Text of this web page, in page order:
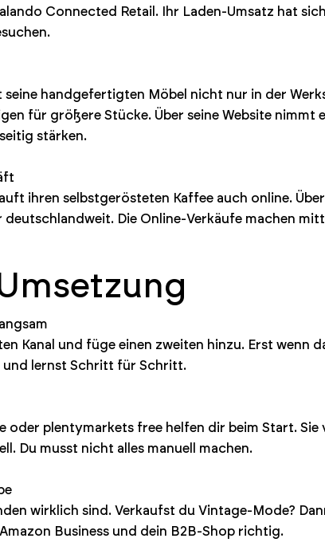
Connected Retail. Ihr Laden-Umsatz hat
handgefertigten Möbel nicht nur in der
für größere Stücke. Über seine Website nimmt
stärken.
ihren selbstgerösteten Kaffee auch online.
Die Online-Verkäufe machen
Kanal und füge einen zweiten hinzu. Erst wenn
lernst Schritt für Schritt.
oder plentymarkets free helfen dir beim Start. Sie
Du musst nicht alles manuell machen.
wirklich sind. Verkaufst du Vintage-Mode?
Business und dein B2B-Shop richtig.